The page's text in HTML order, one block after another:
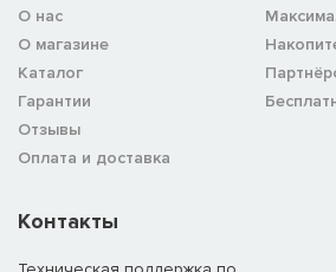
О нас
О магазине
Каталог
Гарантии
Отзывы
Оплата и доставка
Контакты